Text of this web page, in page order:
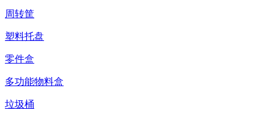
周转筐
塑料托盘
零件盒
多功能物料盒
垃圾桶